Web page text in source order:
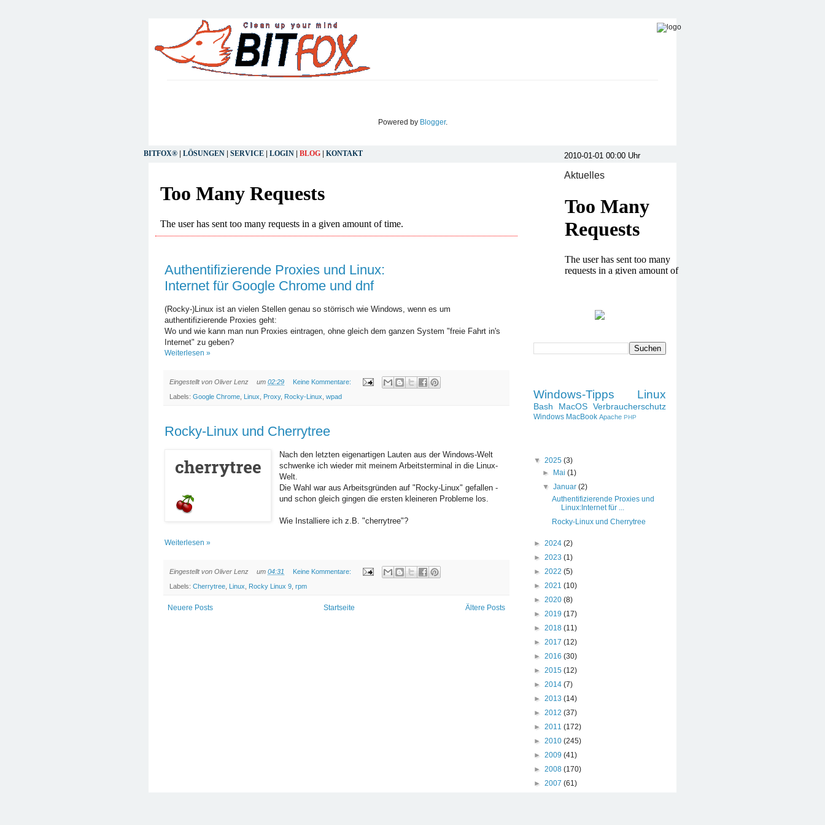
BITFOX® LÖSUNGEN SERVICE LOGIN BLOG KONTAKT
Authentifizierende Proxies und Linux:
Internet für Google Chrome und dnf
(Rocky-)Linux ist an vielen Stellen genau so störrisch wie Windows, wenn es um
authentifizierende Proxies geht:
Wo und wie kann man nun Proxies eintragen, ohne gleich dem ganzen System "freie Fahrt in's
Internet" zu geben?
Weiterlesen »
Eingestellt von Oliver Lenz um 02:29 Keine Kommentare:
Labels: Google Chrome Linux Proxy, Rocky-Linux wpad
Rocky-Linux und Cherrytree
Nach den letzten eigenartigen Lauten aus der Windows-Welt
schwenke ich wieder mit meinem Arbeitsterminal in die Linux-
Welt.
Die Wahl war aus Arbeitsgründen auf "Rocky-Linux" gefallen -
und schon gleich gingen die ersten kleineren Probleme los.
Wie Installiere ich z.B. "cherrytree"?
Weiterlesen »
Eingestellt von Oliver Lenz um 04:31 Keine Kommentare:
Labels: Cherrytree Linux Rocky Linux 9 rpm
Neuere Posts Ältere Posts
Startseite
Windows-Tipps Linux
Bash MacOS Verbraucherschutz
Windows MacBook Apache PHP
▼ 2025 (3)
►
Mai(1)
▼Januar(2)
Authentifizierende Proxies und
Linux:Internet für ...
Rocky-Linux und Cherrytree
► 2024 (2)
► 2023 (1)
► 2022 (5)
► 2021 (10)
► 2020 (8)
► 2019 (17)
► 2018 (11)
► 2017 (12)
► 2016 (30)
► 2015 (12)
► 2014 (7)
► 2013 (14)
► 2012 (37)
► 2011 (172)
► 2010 (245)
► 2009 (41)
► 2008 (170)
► 2007 (61)
Aktuelles
Powered by Blogger.